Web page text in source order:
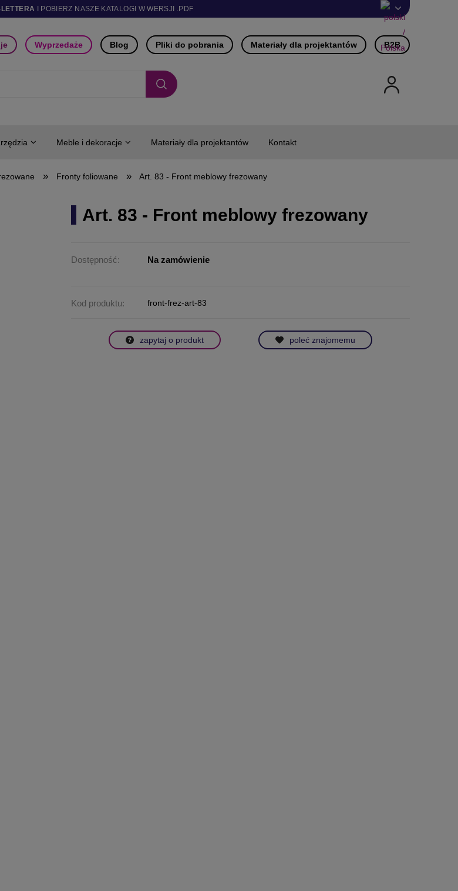
I POBIERZ NASZE KATALOGI W WERSJI .PDF
Wyprzedaże Blog Pliki do pobrania Materiały dla projektantów B2B
Meble i dekoracje Materiały dla projektantów Kontakt
» Fronty foliowane » Art. 83 - Front meblowy frezowany
Art. 83 - Front meblowy frezowany
Dostępność: Na zamówienie
Kod produktu: front-frez-art-83
zapytaj o produkt poleć znajomemu